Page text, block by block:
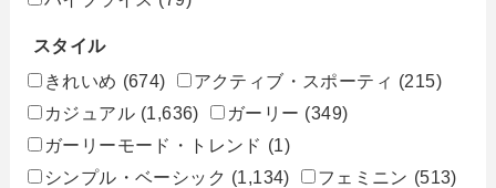
スタイル
きれいめ (674) アクティブ・スポーティ (215)
カジュアル (1,636) ガーリー (349)
ガーリーモード・トレンド (1)
シンプル・ベーシック (1,134) フェミニン (513)